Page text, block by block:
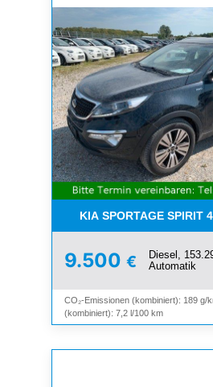
KIA SPORTAGE SPIRIT
9.500 €
Diesel,
Automatik
CO₂-Emissionen (kombiniert): 189 g/
(kombiniert): 7,2 l/100 km